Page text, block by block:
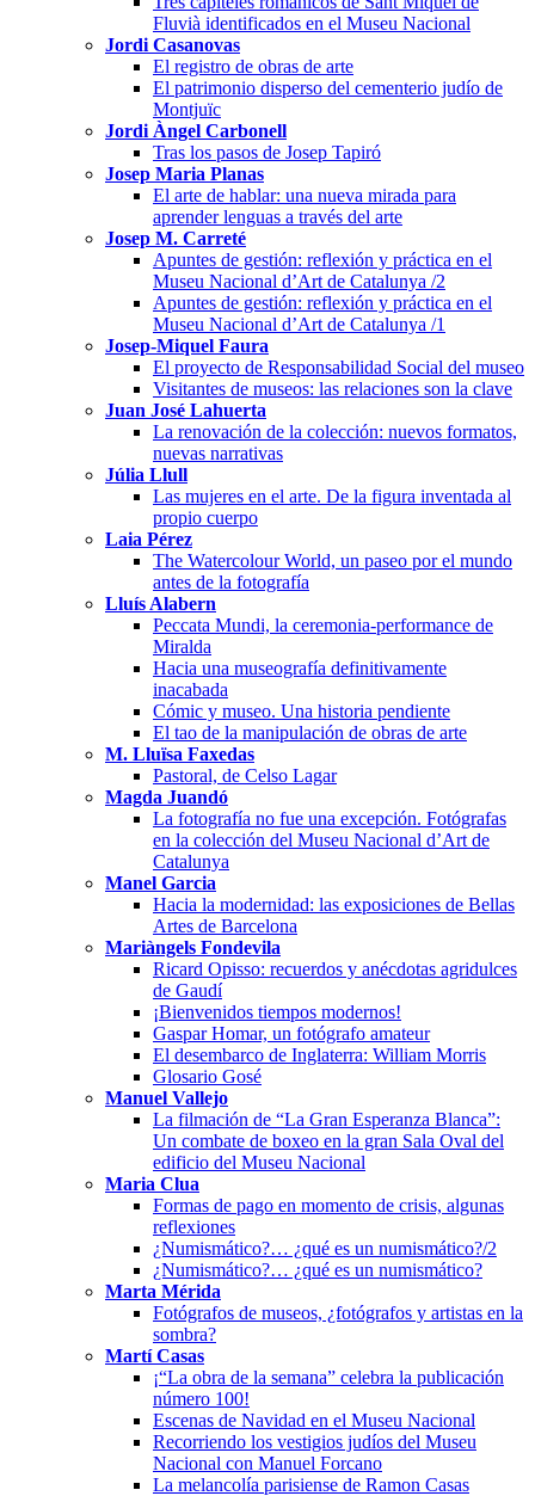
Fluvià identificados en el Museu Nacional
Jordi Casanovas
El registro de obras de arte
El patrimonio disperso del cementerio judío de
Montjuïc
Jordi Àngel Carbonell
Tras los pasos de Josep Tapiró
Josep Maria Planas
El arte de hablar: una nueva mirada para
aprender lenguas a través del arte
Josep M. Carreté
Apuntes de gestión: reflexión y práctica en el
Museu Nacional d’Art de Catalunya /2
Apuntes de gestión: reflexión y práctica en el
Museu Nacional d’Art de Catalunya /1
Josep-Miquel Faura
El proyecto de Responsabilidad Social del museo
Visitantes de museos: las relaciones son la clave
Juan José Lahuerta
La renovación de la colección: nuevos formatos,
nuevas narrativas
Júlia Llull
Las mujeres en el arte. De la figura inventada al
propio cuerpo
Laia Pérez
The Watercolour World, un paseo por el mundo
antes de la fotografía
Lluís Alabern
Peccata Mundi, la ceremonia-performance de
Miralda
Hacia una museografía definitivamente
inacabada
Cómic y museo. Una historia pendiente
El tao de la manipulación de obras de arte
M. Lluïsa Faxedas
Pastoral, de Celso Lagar
Magda Juandó
La fotografía no fue una excepción. Fotógrafas
en la colección del Museu Nacional d’Art de
Catalunya
Manel Garcia
Hacia la modernidad: las exposiciones de Bellas
Artes de Barcelona
Mariàngels Fondevila
Ricard Opisso: recuerdos y anécdotas agridulces
de Gaudí
¡Bienvenidos tiempos modernos!
Gaspar Homar, un fotógrafo amateur
El desembarco de Inglaterra: William Morris
Glosario Gosé
Manuel Vallejo
La filmación de “La Gran Esperanza Blanca”:
Un combate de boxeo en la gran Sala Oval del
edificio del Museu Nacional
Maria Clua
Formas de pago en momento de crisis, algunas
reflexiones
¿Numismático?… ¿qué es un numismático?/2
¿Numismático?… ¿qué es un numismático?
Marta Mérida
Fotógrafos de museos, ¿fotógrafos y artistas en la
sombra?
Martí Casas
¡“La obra de la semana” celebra la publicación
número 100!
Escenas de Navidad en el Museu Nacional
Recorriendo los vestigios judíos del Museu
Nacional con Manuel Forcano
La melancolía parisiense de Ramon Casas